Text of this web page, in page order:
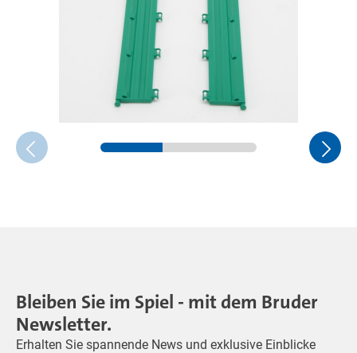
Bleiben Sie im Spiel - mit dem Bruder
Newsletter.
Erhalten Sie spannende News und exklusive Einblicke